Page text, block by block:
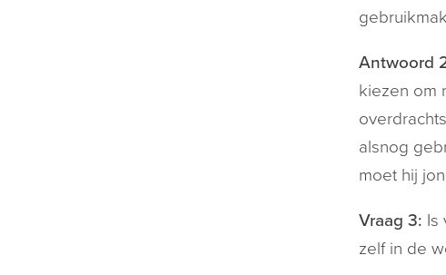
Antwoord
kiezen om
alsnog
moet hij
Vraag 3: Is
zelf in de